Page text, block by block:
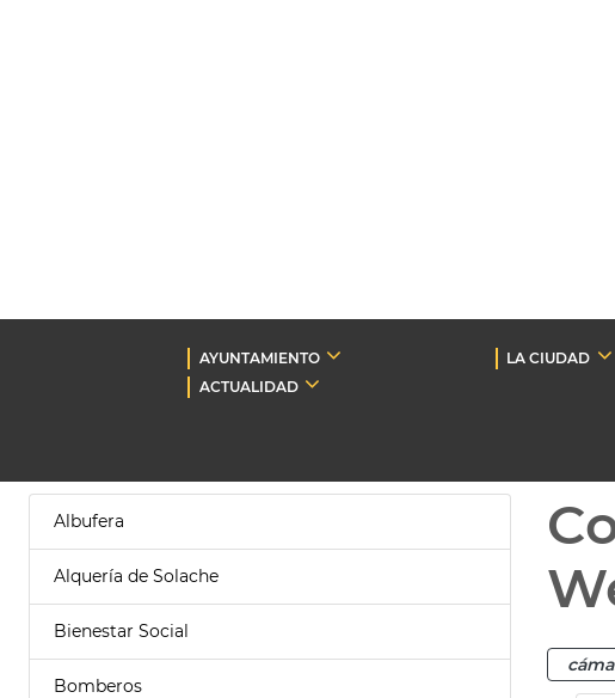
AYUNTAMIENTO LA CIUDAD
ACTUALIDAD
Albufera
Alquería de Solache
Bienestar Social
Bomberos